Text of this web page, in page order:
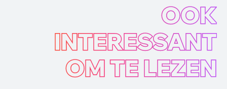
OOK
INTERESSANT
OM TE LEZEN